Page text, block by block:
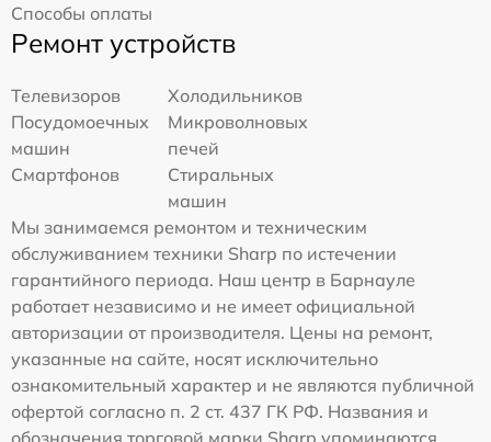
Способы оплаты
Ремонт устройств
Телевизоров
Холодильников
Посудомоечных
машин
Микроволновых
печей
Смартфонов
Стиральных
машин
Мы занимаемся ремонтом и техническим
обслуживанием техники Sharp по истечении
гарантийного периода. Наш центр в Барнауле
работает независимо и не имеет официальной
авторизации от производителя. Цены на ремонт,
указанные на сайте, носят исключительно
ознакомительный характер и не являются публичной
офертой согласно п. 2 ст. 437 ГК РФ. Названия и
обозначения торговой марки Sharp упоминаются